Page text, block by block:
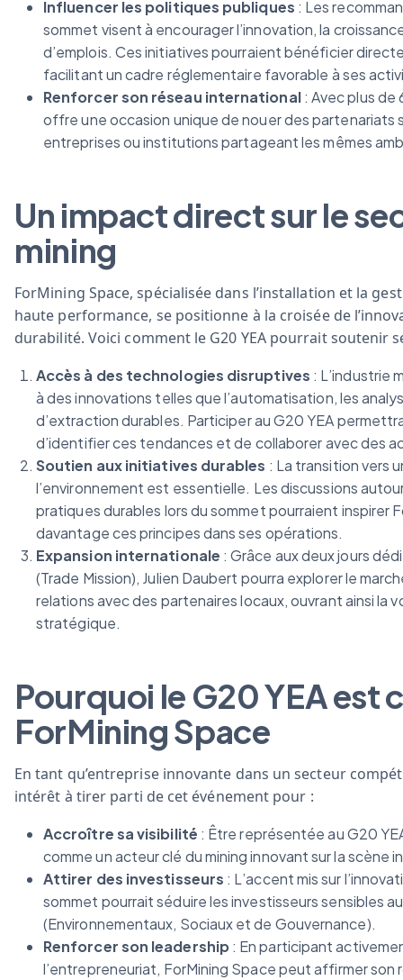
Influencer les politiques publiques : Les
sommet visent à encourager l’innovation, la
d’emplois. Ces initiatives pourraient bénéficier
facilitant un cadre réglementaire favorable à ses
Renforcer son réseau international: Avec plus de
offre une occasion unique de nouer des partenariats
entreprises ou institutions partageant les mêmes
Un impact direct sur le
mining
ForMining Space, spécialisée dans l’installation et la
haute performance, se positionne à la croisée de
durabilité. Voici comment le G20 YEA pourrait soutenir
Accès à des technologies disruptives : L’industrie
à des innovations telles que l’automatisation, les
d’extraction durables. Participer au G20 YEA
d’identifier ces tendances et de collaborer avec des
Soutien aux initiatives durables : La transition vers
l’environnement est essentielle. Les discussions
pratiques durables lors du sommet pourraient inspirer
davantage ces principes dans ses opérations.
Expansion internationale : Grâce aux deux jours
(Trade Mission), Julien Daubert pourra explorer le
relations avec des partenaires locaux, ouvrant ainsi la
stratégique.
Pourquoi le G20 YEA est
ForMining Space
En tant qu’entreprise innovante dans un secteur
intérêt à tirer parti de cet événement pour :
Accroître sa visibilité : Être représentée au G20
comme un acteur clé du mining innovant sur la scène
Attirer des investisseurs : L’accent mis sur
sommet pourrait séduire les investisseurs sensibles
(Environnementaux, Sociaux et de Gouvernance).
Renforcer son leadership: En participant
l’entrepreneuriat, ForMining Space peut affirmer son